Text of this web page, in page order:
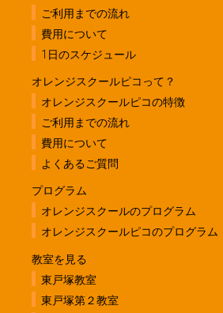
ご利用までの流れ
費用について
1日のスケジュール
オレンジスクールピコって？
オレンジスクールピコの特徴
ご利用までの流れ
費用について
よくあるご質問
プログラム
オレンジスクールのプログラム
オレンジスクールピコのプログラム
教室を見る
東戸塚教室
東戸塚第２教室